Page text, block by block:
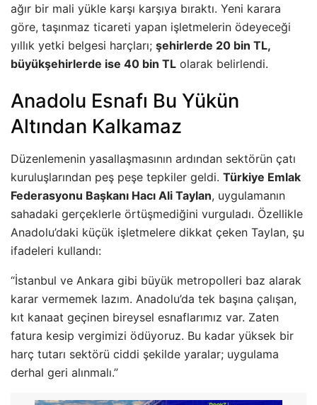
ağır bir mali yükle karşı karşıya bıraktı. Yeni karara
göre, taşınmaz ticareti yapan işletmelerin ödeyeceği
yıllık yetki belgesi harçları; şehirlerde 20 bin TL,
büyükşehirlerde ise 40 bin TL olarak belirlendi.
Anadolu Esnafı Bu Yükün
Altından Kalkamaz
Düzenlemenin yasallaşmasının ardından sektörün çatı
kuruluşlarından peş peşe tepkiler geldi. Türkiye Emlak
Federasyonu Başkanı Hacı Ali Taylan, uygulamanın
sahadaki gerçeklerle örtüşmediğini vurguladı. Özellikle
Anadolu’daki küçük işletmelere dikkat çeken Taylan, şu
ifadeleri kullandı:
“İstanbul ve Ankara gibi büyük metropolleri baz alarak
karar vermemek lazım. Anadolu’da tek başına çalışan,
kıt kanaat geçinen bireysel esnaflarımız var. Zaten
fatura kesip vergimizi ödüyoruz. Bu kadar yüksek bir
harç tutarı sektörü ciddi şekilde yaralar; uygulama
derhal geri alınmalı.”